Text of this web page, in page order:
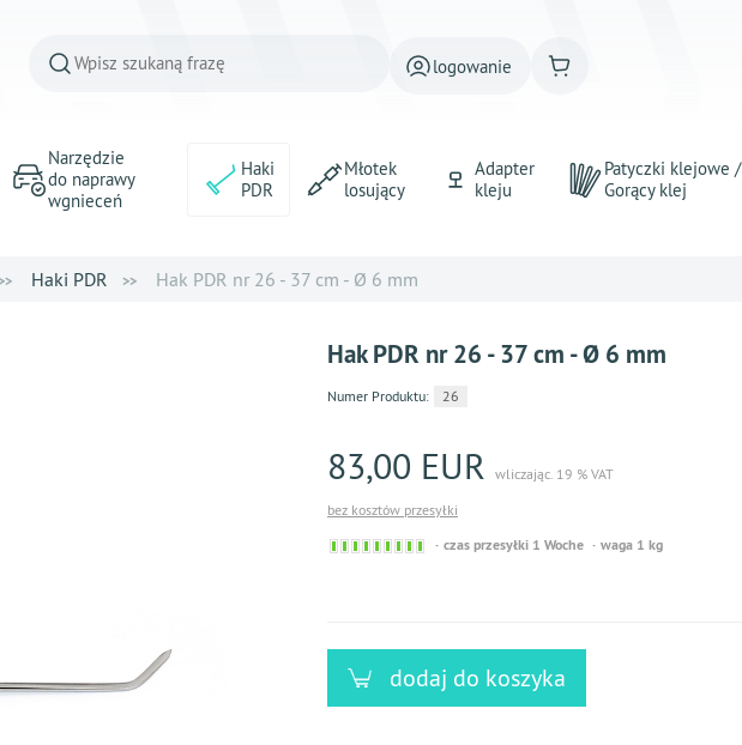
logowanie
Narzędzie
do naprawy
wgnieceń
Haki
PDR
Młotek
losujący
Adapter
kleju
Patyczki klejowe /
Gorący klej
Haki PDR Hak PDR nr 26 - 37 cm - Ø 6 mm
Hak PDR nr 26 - 37 cm - Ø 6 mm
Numer Produktu: 26
83,00 EUR wliczając. 19 % VAT
bez kosztów przesyłki
Sofort
czas przesyłki 1 Woche waga 1 kg
dodaj do koszyka